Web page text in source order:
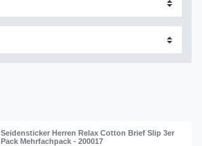
Seidensticker Herren Relax Cotton Brief Slip 3er
Pack Mehrfachpack - 200017